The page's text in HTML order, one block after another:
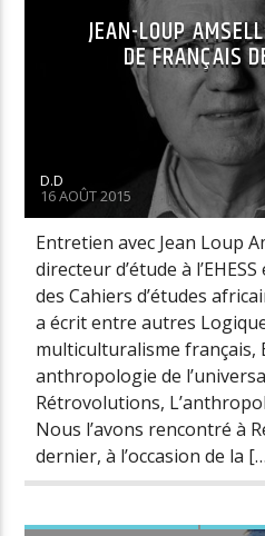
JEAN-LOUP
DE FRANÇAIS
D.D
16 AOÛT 2015
Entretien avec Jean Loup
directeur d’étude à
des Cahiers d’études
a écrit entre autres
multiculturalisme français,
anthropologie de
Rétrovolutions,
Nous l’avons rencontré à
dernier, à l’occasion de la